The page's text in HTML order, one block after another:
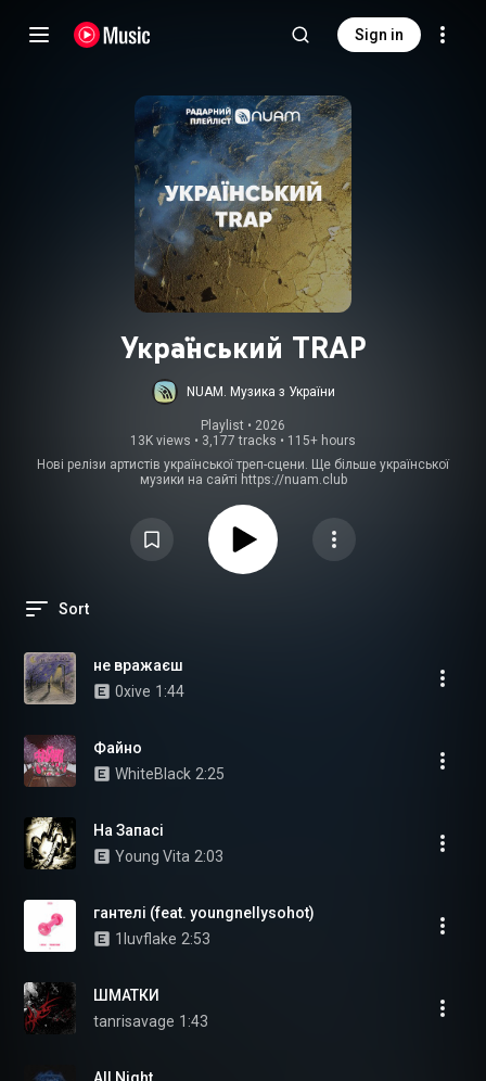
Sign in
Український TRAP
NUAM. Музика з України
Playlist • 2026
13K views • 3,177 tracks • 115+ hours
Нові релізи артистів української треп-сцени. Ще більше української
музики на сайті https://nuam.club
Sort
не вражаєш
0xive 1:44
Файно
WhiteBlack 2:25
На Запасі
Young Vita 2:03
гантелі (feat. youngnellysohot)
1luvflake 2:53
ШМАТКИ
tanrisavage 1:43